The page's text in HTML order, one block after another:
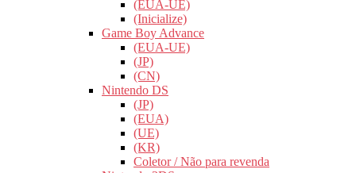
(EUA-UE)
(Inicialize)
Game Boy Advance
(EUA-UE)
(JP)
(CN)
Nintendo DS
(JP)
(EUA)
(UE)
(KR)
Coletor / Não para revenda